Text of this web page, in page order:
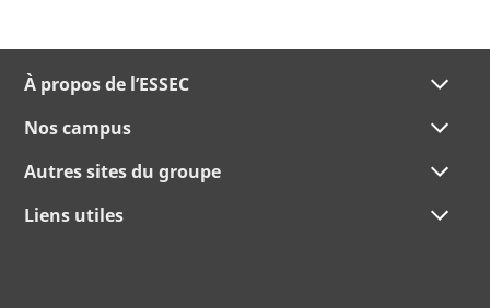
À propos de l’ESSEC
Nos campus
Autres sites du groupe
Liens utiles